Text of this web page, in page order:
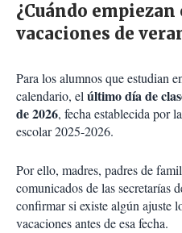
¿Cuándo
vacaciones de
Para los alumnos que estudian
calendario, elúltimo día de
de 2026, fecha establecida por
escolar 2025-2026.
Por ello, madres, padres de
comunicados de las secretarías
confirmar si existe algún ajuste
vacaciones antes de esa fecha.